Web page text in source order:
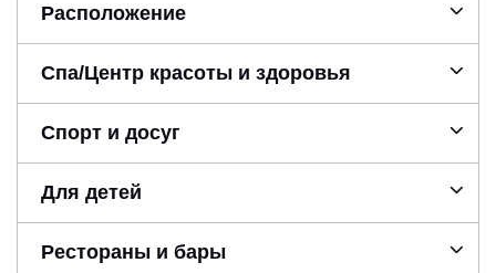
Расположение
Спа/Центр красоты и здоровья
Спорт и досуг
Для детей
Рестораны и бары